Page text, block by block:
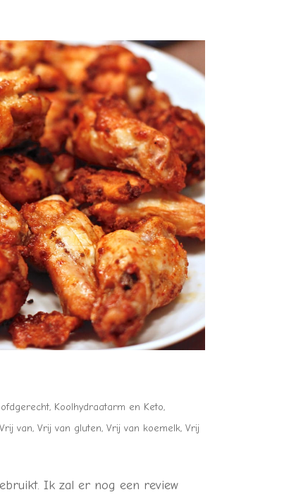
, Koolhydraatarm en Keto,
Vrij van,Vrij van gluten,Vrij van koemelk,Vrij
Ik zal er nog een review